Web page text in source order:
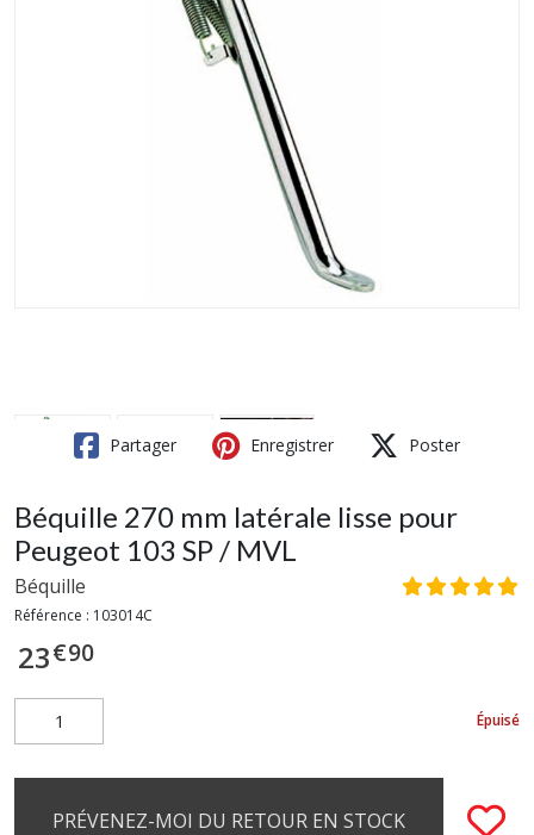
Partager Enregistrer Poster
Béquille 270 mm latérale lisse pour
Peugeot 103 SP / MVL
Béquille
Référence : 103014C
23€90
Épuisé
PRÉVENEZ-MOI DU RETOUR EN STOCK